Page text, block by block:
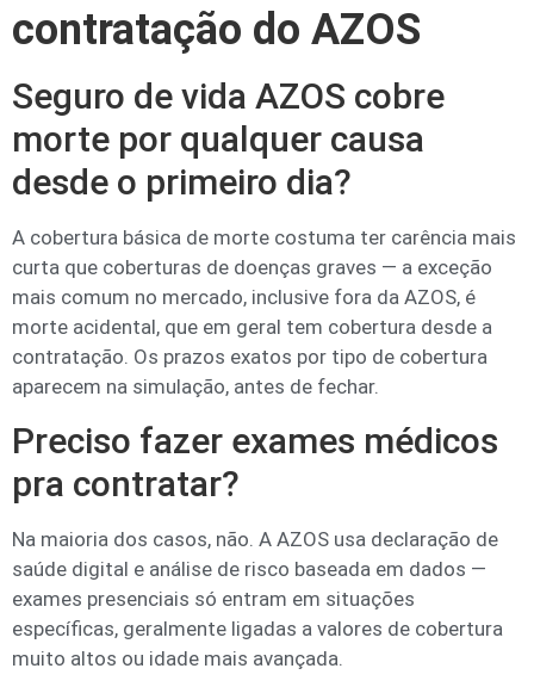
contratação do AZOS
Seguro de vida AZOS cobre
morte por qualquer causa
desde o primeiro dia?
A cobertura básica de morte costuma ter carência mais
curta que coberturas de doenças graves — a exceção
mais comum no mercado, inclusive fora da AZOS, é
morte acidental, que em geral tem cobertura desde a
contratação. Os prazos exatos por tipo de cobertura
aparecem na simulação, antes de fechar.
Preciso fazer exames médicos
pra contratar?
Na maioria dos casos, não. A AZOS usa declaração de
saúde digital e análise de risco baseada em dados —
exames presenciais só entram em situações
específicas, geralmente ligadas a valores de cobertura
muito altos ou idade mais avançada.